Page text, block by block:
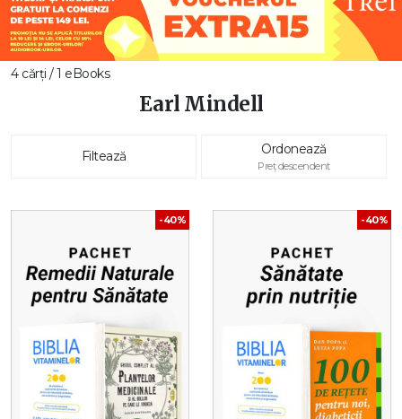
4 cărți / 1 eBooks
Earl Mindell
Filtează Ordonează
Preț descendent
-40% -40%